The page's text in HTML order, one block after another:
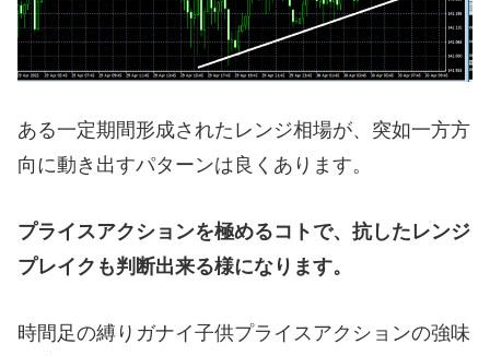
ある一定期間形成されたレンジ相場が、突如一方方
向に動き出すパターンは良くあります。
プライスアクションを極めるコトで、抗したレンジ
プレイクも判断出来る様になります。
時間足の縛りガナイ子供プライスアクションの強味